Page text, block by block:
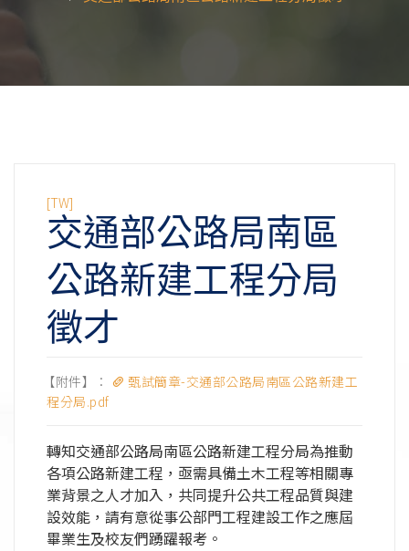
[TW]
交通部公路局南區
公路新建工程分局
徵才
【附件】：
甄試簡章-交通部公路局南區公路新建工
程分局.pdf
轉知交通部公路局南區公路新建工程分局為推動
各項公路新建工程，亟需具備土木工程等相關專
業背景之人才加入，共同提升公共工程品質與建
設效能，請有意從事公部門工程建設工作之應屆
畢業生及校友們踴躍報考。